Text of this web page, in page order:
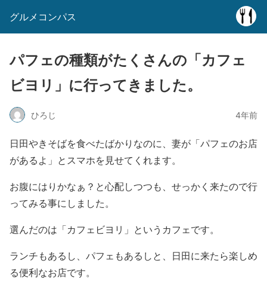
グルメコンパス
パフェの種類がたくさんの「カフェ
ビヨリ」に行ってきました。
ひろじ 4年前
日田やきそばを食べたばかりなのに、妻が「パフェのお店
があるよ」とスマホを見せてくれます。
お腹にはりかなぁ？と心配しつつも、せっかく来たので行
ってみる事にしました。
選んだのは「カフェビヨリ」というカフェです。
ランチもあるし、パフェもあるしと、日田に来たら楽しめ
る便利なお店です。